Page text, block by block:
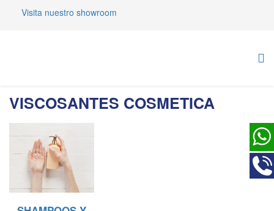
Visita nuestro showroom
VISCOSANTES COSMETICA